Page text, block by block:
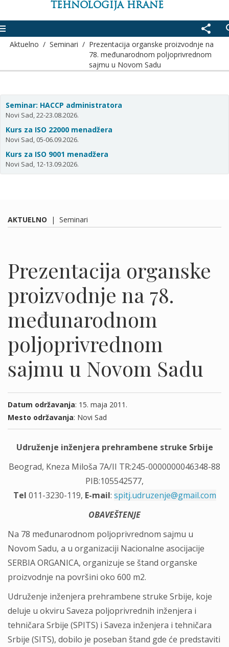
TEHNOLOGIJA HRANE
share
Aktuelno / Seminari / Prezentacija organske proizvodnje na
78. međunarodnom poljoprivrednom
sajmu u Novom Sadu
Seminar: HACCP administratora
Novi Sad, 22-23.08.2026.
Kurs za ISO 22000 menadžera
Novi Sad, 05-06.09.2026.
Kurs za ISO 9001 menadžera
Novi Sad, 12-13.09.2026.
AKTUELNO | Seminari
Prezentacija organske
proizvodnje na 78.
međunarodnom
poljoprivrednom
sajmu u Novom Sadu
Datum održavanja: 15. maja 2011.
Mesto održavanja: Novi Sad
Udruženje inženjera prehrambene struke Srbije
Beograd, Kneza Miloša 7A/II TR:245-0000000046348-88
PIB:105542577,
Tel 011-3230-119, E-mail: spitj.udruzenje@gmail.com
OBAVEŠTENJE
Na 78 međunarodnom poljoprivrednom sajmu u
Novom Sadu, a u organizaciji Nacionalne asocijacije
SERBIA ORGANICA, organizuje se štand organske
proizvodnje na površini oko 600 m2.
Udruženje inženjera prehrambene struke Srbije, koje
deluje u okviru Saveza poljoprivrednih inženjera i
tehničara Srbije (SPITS) i Saveza inženjera i tehničara
Srbije (SITS), dobilo je poseban štand gde će predstaviti